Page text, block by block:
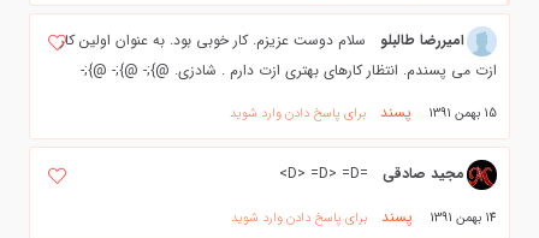
امیررضا طالبلو
سلام دوست عزیزم. کار خوبی بود. به عنوان اولین کار
ازت می پسندم. انتظار کارهای بهتری ازت دارم . شادزی. @};- @};- @};-
15 بهمن 1391 پسند برای پاسخ دادن وارد شوید
مجید صادقی =D> =D> =D>
14 بهمن 1391 پسند برای پاسخ دادن وارد شوید